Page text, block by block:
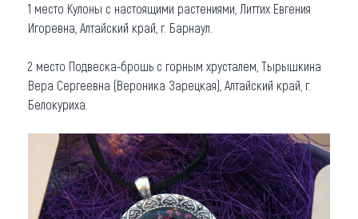
1 место Кулоны с настоящими растениями, Литтих Евгения
Игоревна, Алтайский край, г. Барнаул.
2 место Подвеска-брошь с горным хрусталем, Тырышкина
Вера Сергеевна (Вероника Зарецкая), Алтайский край, г.
Белокуриха.